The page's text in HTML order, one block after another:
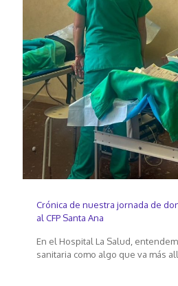
Crónica de nuestra jornada de
al CFP Santa Ana
En el Hospital La Salud,
sanitaria como algo que va más